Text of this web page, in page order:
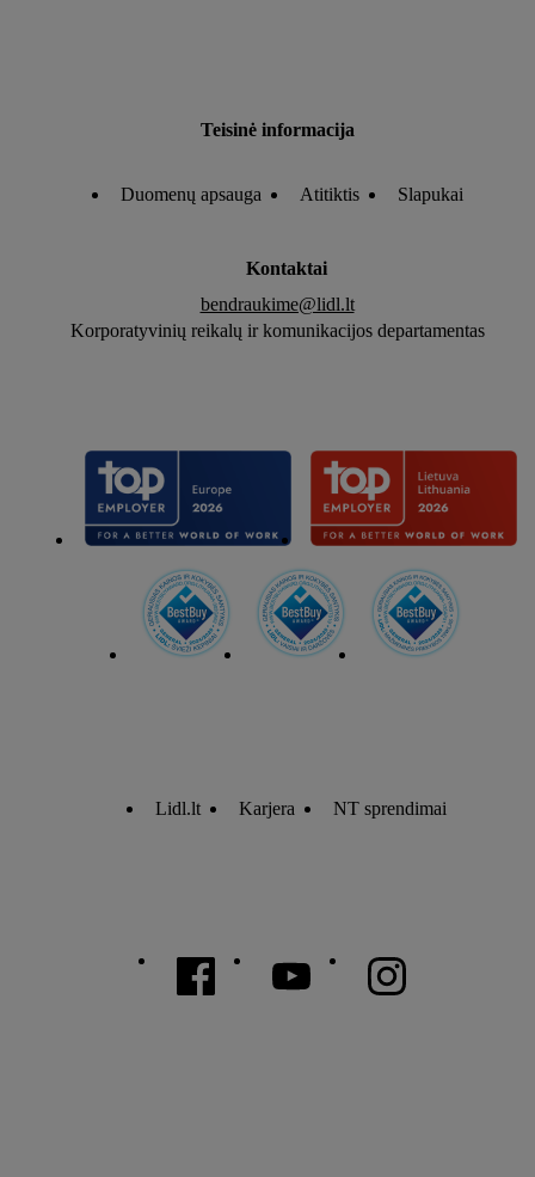
Teisinė informacija
Duomenų apsauga Atitiktis Slapukai
Kontaktai
bendraukime@lidl.lt
Korporatyvinių reikalų ir komunikacijos departamentas
Lidl.lt Karjera NT sprendimai